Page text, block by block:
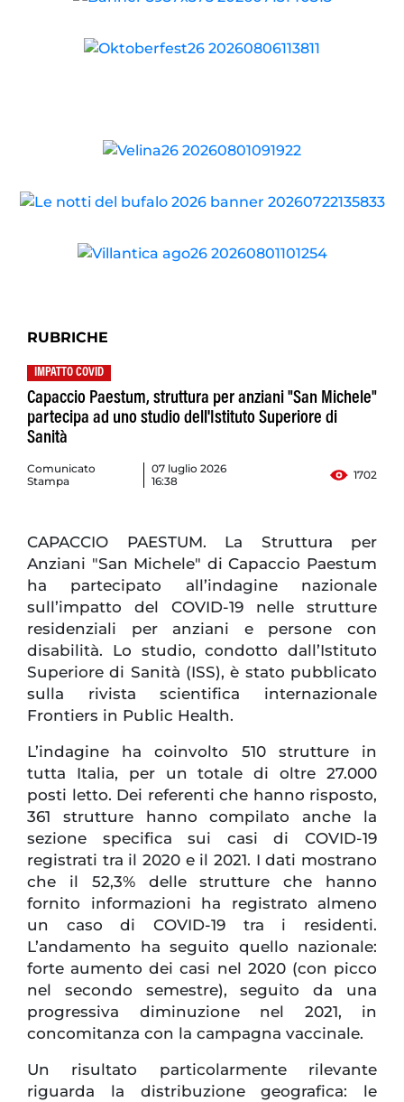
RUBRICHE
IMPATTO COVID
Capaccio Paestum, struttura per anziani "San Michele"
partecipa ad uno studio dell'Istituto Superiore di
Sanità
Comunicato
Stampa
07 luglio 2026
16:38
1702
CAPACCIO PAESTUM. La Struttura per
Anziani "San Michele" di Capaccio Paestum
ha partecipato all’indagine nazionale
sull’impatto del COVID-19 nelle strutture
residenziali per anziani e persone con
disabilità. Lo studio, condotto dall’Istituto
Superiore di Sanità (ISS), è stato pubblicato
sulla rivista scientifica internazionale
Frontiers in Public Health.
L’indagine ha coinvolto 510 strutture in
tutta Italia, per un totale di oltre 27.000
posti letto. Dei referenti che hanno risposto,
361 strutture hanno compilato anche la
sezione specifica sui casi di COVID-19
registrati tra il 2020 e il 2021. I dati mostrano
che il 52,3% delle strutture che hanno
fornito informazioni ha registrato almeno
un caso di COVID-19 tra i residenti.
L’andamento ha seguito quello nazionale:
forte aumento dei casi nel 2020 (con picco
nel secondo semestre), seguito da una
progressiva diminuzione nel 2021, in
concomitanza con la campagna vaccinale.
Un risultato particolarmente rilevante
riguarda la distribuzione geografica: le